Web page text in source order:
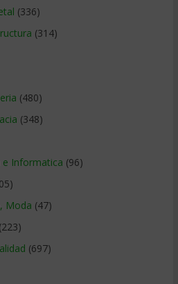
(336)
(314)
(480)
(348)
e Informatica (96)
Moda (47)
(223)
(697)